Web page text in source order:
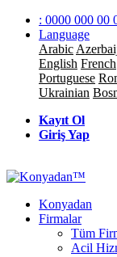
: 0000 000 00
Language
Arabic
English French
Portuguese
Ukrainian
Kayıt Ol
Giriş Yap
Konyadan
Firmalar
Tüm
Acil